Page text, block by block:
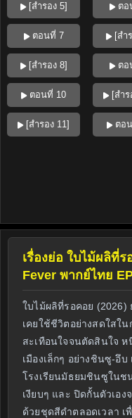
[สำรอง 5] ตอ
ตอนที่ 7 [สำ
[สำรอง 8] ตอ
ตอนที่ 10 [สำร
[สำรอง 11] ตอ
เรื่องย่อ ใบไม้ผลิที่
Fever พากย์ไทย
ใบไม้ผลิที่รอคอย
เคยใช้ชีวิตอย่างสดใสใ
สะเทือนใจจนตัดสินใจ ห
เมืองเล็กๆ อย่างชินซู-อึ
โรงเรียนมัธยมชินซูในช
เงียบๆ และ ปิดกั้นตัวเอ
ด้วยชุดสีดำตลอดเวลา เ